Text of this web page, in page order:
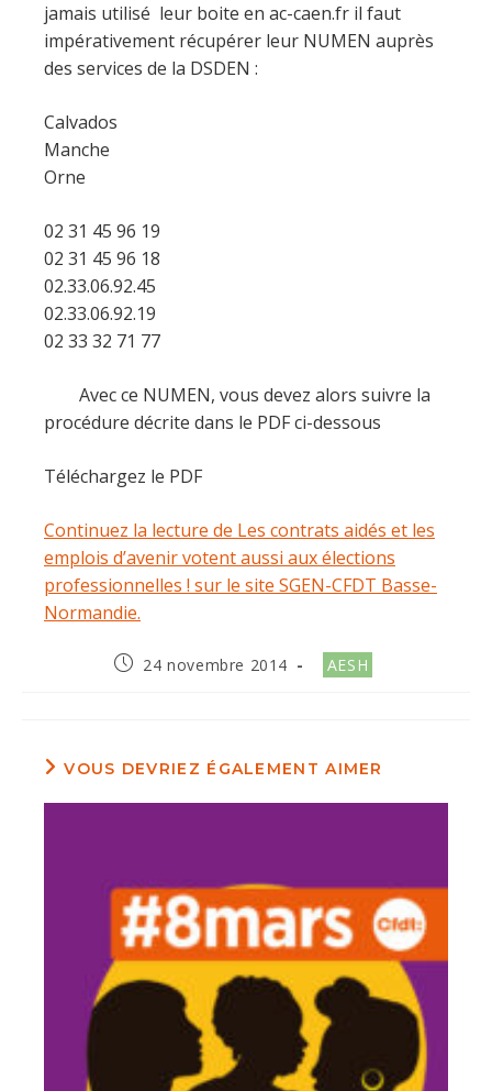
jamais utilisé leur boite en ac-caen.fr il faut
impérativement récupérer leur NUMEN auprès
des services de la DSDEN :
Calvados
Manche
Orne
02 31 45 96 19
02 31 45 96 18
02.33.06.92.45
02.33.06.92.19
02 33 32 71 77
Avec ce NUMEN, vous devez alors suivre la
procédure décrite dans le PDF ci-dessous
Téléchargez le PDF
Continuez la lecture de Les contrats aidés et les
emplois d’avenir votent aussi aux élections
professionnelles ! sur le site SGEN-CFDT Basse-
Normandie.
Publication
24 novembre 2014
Post
category:
AESH
VOUS DEVRIEZ ÉGALEMENT AIMER